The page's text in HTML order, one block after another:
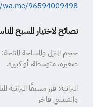
wa.me/96594009498
نصائح لاختيار المسبح
حجم المنزل والمساحة
صغيرة، متوسطة، أو كبيرة.
الميزانية: قرر مسبقًا
وإنفينيتي فاخر